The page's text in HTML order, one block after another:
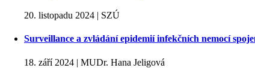
20. listopadu 2024 | SZÚ
Surveillance a zvládání epidemií infekčních nemocí
18. září 2024 | MUDr. Hana Jeligová